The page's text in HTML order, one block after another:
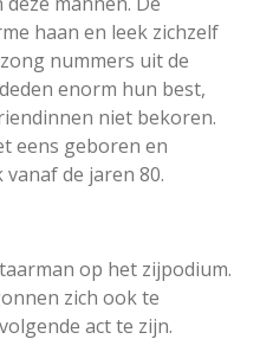
haan en leek zichzelf
nummers uit de
enorm hun best,
niet bekoren.
eens geboren en
de jaren 80.
op het zijpodium.
zich ook te
act te zijn.